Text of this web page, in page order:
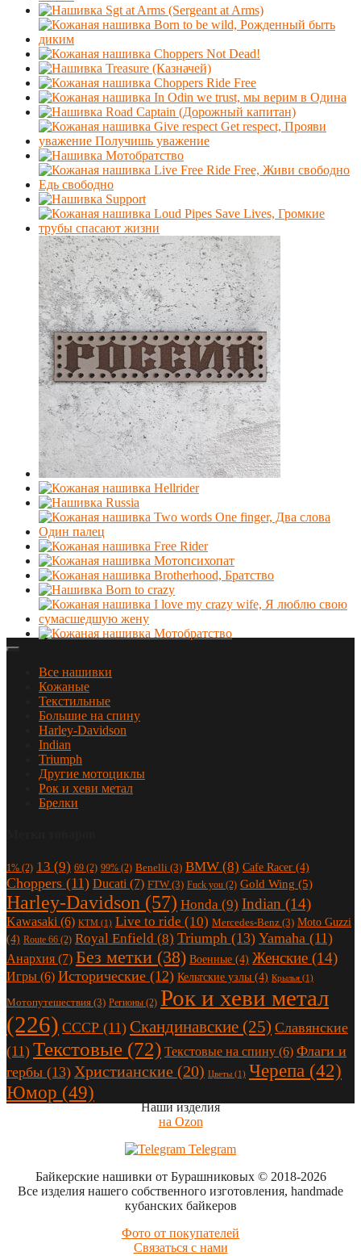
Все нашивки
Кожаные
Текстильные
Большие на спину
Harley-Davidson
Indian
Triumph
Другие мотоциклы
Рок и хеви метал
Брелки
1% (2) 13 (9) 69 (2) 99% (2) Benelli (3) BMW (8) Cafe Racer (4)
Choppers (11) Ducati (7) FTW (3) Fuck you (2) Gold Wing (5)
Harley-Davidson (57) Honda (9) Indian (14)
Kawasaki (6) KTM (1) Live to ride (10) Mercedes-Benz (3) Moto Guzzi
(4) Route 66 (2) Royal Enfield (8) Triumph (13) Yamaha (11)
Анархия (7) Без метки (38) Военные (4) Женские (14)
Игры (6) Исторические (12) Кельтские узлы (4) Крылья (1)
Мотопутешествия (3) Регионы (2) Рок и хеви метал
(226) СССР (11) Скандинавские (25) Славянские
(11) Текстовые (72) Текстовые на спину (6) Флаги и
гербы (13) Христианские (20) Цветы (1) Черепа (42)
Юмор (49)
Наши изделия
на Ozon
Telegram
Байкерские нашивки от Бурашниковых© 2018-2026
Все изделия нашего собственного изготовления, handmade
кубанских байкеров
Фото от покупателей
Связаться с нами